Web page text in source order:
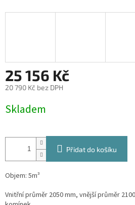
25 156 Kč
20 790 Kč bez DPH
cena:
Skladem
Přidat do košíku
Objem: 5m³
Vnitřní průměr 2050 mm, vnější průměr